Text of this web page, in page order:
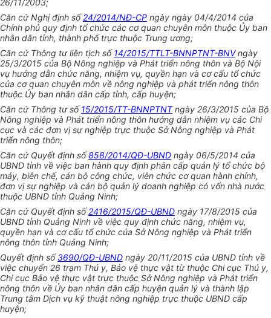
26/11/2003;
Căn cứ Nghị định số24/2014/NĐ-CP ngày ngày 04/4/2014 của
Chính phủ quy định tổ chức các cơ quan chuyên môn thuộc Ủy ban
nhân dân tỉnh, thành phố trực thuộc Trung ương;
Căn cứ Thông tư liên tịch số14/2015/TTLT-BNNPTNT-BNVngày
25/3/2015 của Bộ Nông nghiệp và Phát triển nông thôn và Bộ Nội
vụ hướng dẫn chức năng, nhiệm vụ, quyền hạn và cơ cấu tổ chức
của cơ quan chuyên môn về nông nghiệp và phát triển nông thôn
thuộc Ủy ban nhân dân cấp tỉnh, cấp huyện;
Căn cứ Thông tư số15/2015/TT-BNNPTNTngày 26/3/2015 của Bộ
Nông nghiệp và Phát triển nông thôn hướng dẫn nhiệm vụ các Chi
cục và các đơn vị sự nghiệp trực thuộc Sở Nông nghiệp và Phát
triển nông thôn;
Căn cứ Quyết định số858/2014/QĐ-UBND ngày 06/5/2014 của
UBND tỉnh về việc ban hành quy định phân cấp quản lý tổ chức bộ
máy, biên chế, cán bộ công chức, viên chức cơ quan hành chính,
đơn vị sự nghiệp và cán bộ quản lý doanh nghiệp có vốn nhà nước
thuộc UBND tỉnh Quảng Ninh;
Căn cứ Quyết định số2416/2015/QĐ-UBND ngày 17/8/2015 của
UBND tỉnh Quảng Ninh về việc quy định chức năng, nhiệm vụ,
quyền hạn và cơ cấu tổ chức của Sở Nông nghiệp và Phát triển
nông thôn tỉnh Quảng Ninh;
Quyết định số3690/QĐ-UBND ngày 20/11/2015 của UBND tỉnh về
việc chuyển 26 trạm Thú y, Bảo vệ thực vật từ thuộc Chi cục Thú y,
Chi cục Bảo vệ thực vật trực thuộc Sở Nông nghiệp và Phát triển
nông thôn về Ủy ban nhân dân cấp huyện quản lý và thành lập
Trung tâm Dịch vụ kỹ thuật nông nghiệp trực thuộc UBND cấp
huyện;